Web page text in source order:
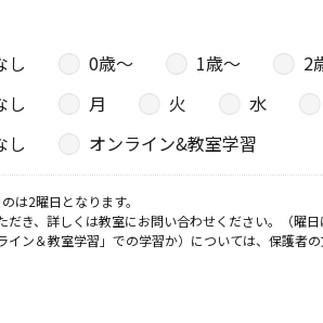
し 0歳〜 1歳〜 2
し 月 火 水
し オンライン&教室学習
は2曜日となります。
き、詳しくは教室にお問い合わせください。（曜
ン＆教室学習」での学習か）については、保護者の